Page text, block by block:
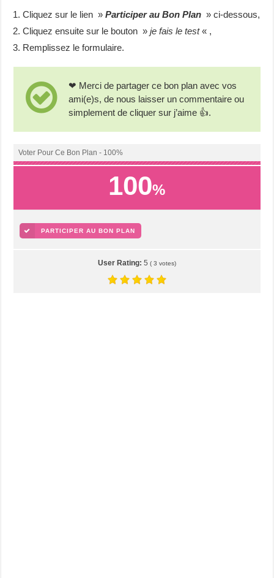
Cliquez sur le lien »Participer au Bon Plan » ci-dessous,
Cliquez ensuite sur le bouton »je fais le test« ,
Remplissez le formulaire.
❤ Merci de partager ce bon plan avec vos
ami(e)s, de nous laisser un commentaire ou
simplement de cliquer sur j’aime 👍.
Voter Pour Ce Bon Plan - 100%
100%
PARTICIPER AU BON PLAN
User Rating: 5 ( 3 votes)